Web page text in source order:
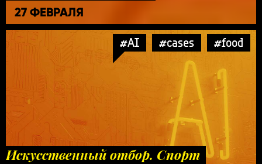
27 ФЕВРАЛЯ
#AI #cases #food
Искусственный отбор. Спорт